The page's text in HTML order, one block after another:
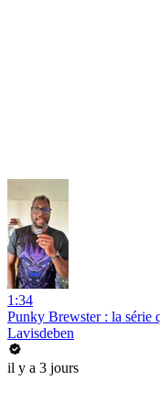
1:34
Punky Brewster : la série
Lavisdeben
il y a 3 jours